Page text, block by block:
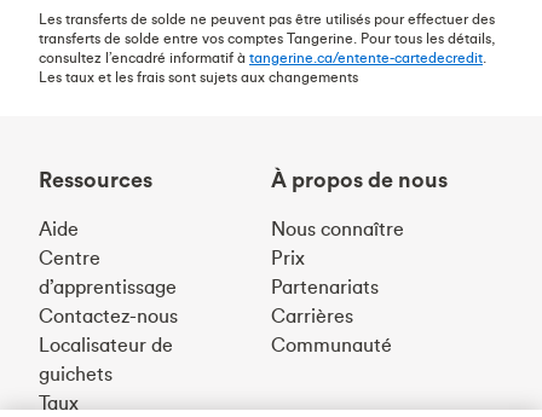
Les transferts de solde ne peuvent pas être utilisés pour effectuer des
transferts de solde entre vos comptes Tangerine. Pour tous les détails,
consultez l’encadré informatif à tangerine.ca/entente-cartedecredit
Les taux et les frais sont sujets aux changements
Ressources
Aide
Centre
d’apprentissage
Contactez-nous
Localisateur de
guichets
Taux
À propos de nous
Nous connaître
Prix
Partenariats
Carrières
Communauté